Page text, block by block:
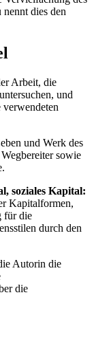
dies den
Arbeit, die
und
und Werk des
sowie
soziales Kapital:
Kapitalformen,
für die
durch den
Autorin die
die